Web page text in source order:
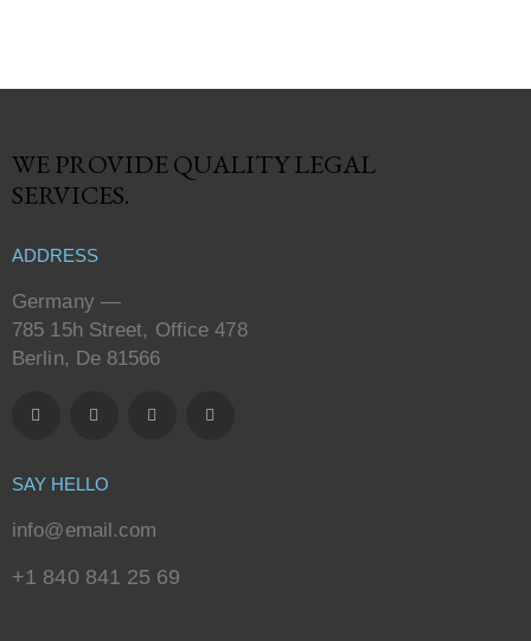
WE PROVIDE QUALITYLEGAL
SERVICES.
ADDRESS
Germany —
785 15h Street, Office 478
Berlin, De 81566
SAY HELLO
info@email.com
+1 840 841 25 69